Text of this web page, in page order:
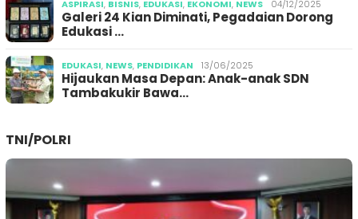
ASPIRASI, BISNIS, EDUKASI, EKONOMI, NEWS 04/12/2025
Galeri 24 Kian Diminati, Pegadaian Dorong
Edukasi …
EDUKASI, NEWS, PENDIDIKAN 13/06/2025
Hijaukan Masa Depan: Anak-anak SDN
Tambakukir Bawa…
TNI/POLRI